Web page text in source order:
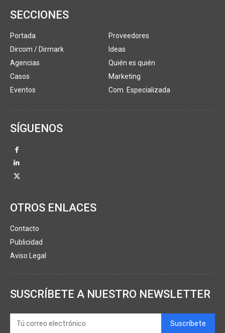
SECCIONES
Portada
Dircom / Dirmark
Agencias
Casos
Eventos
Proveedores
Ideas
Quién es quién
Marketing
Com. Especializada
SÍGUENOS
OTROS ENLACES
Contacto
Publicidad
Aviso Legal
SUSCRÍBETE A NUESTRO NEWSLETTER
Suscríbete